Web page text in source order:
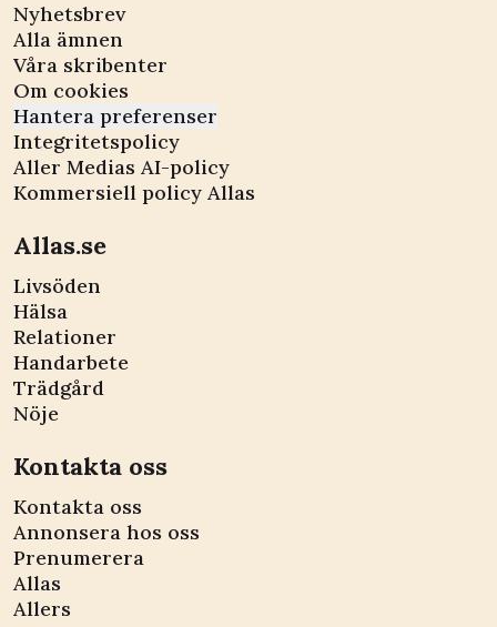
Nyhetsbrev
Alla ämnen
Våra skribenter
Om cookies
Hantera preferenser
Integritetspolicy
Aller Medias AI-policy
Kommersiell policy Allas
Allas.se
Livsöden
Hälsa
Relationer
Handarbete
Trädgård
Nöje
Kontakta oss
Kontakta oss
Annonsera hos oss
Prenumerera
Allas
Allers